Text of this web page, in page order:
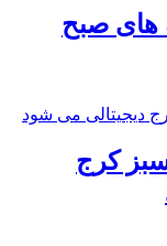
های صبح
کرج